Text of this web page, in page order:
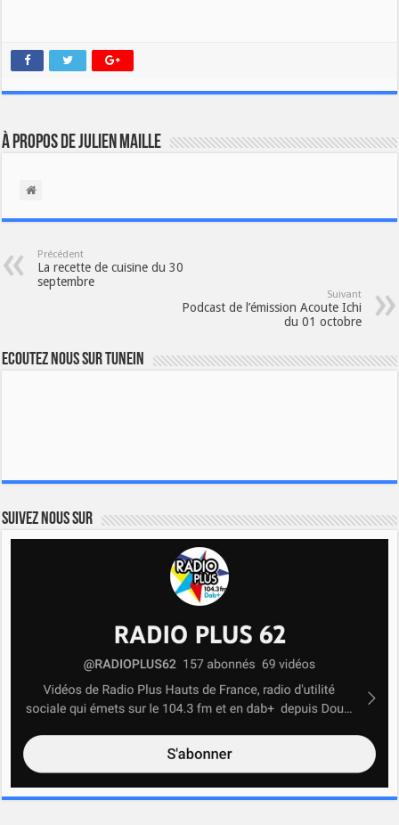
À propos de Julien Maille
Précédent
La recette de cuisine du 30
septembre
Suivant
Podcast de l’émission Acoute Ichi
du 01 octobre
Ecoutez nous sur TuneIn
Suivez nous sur